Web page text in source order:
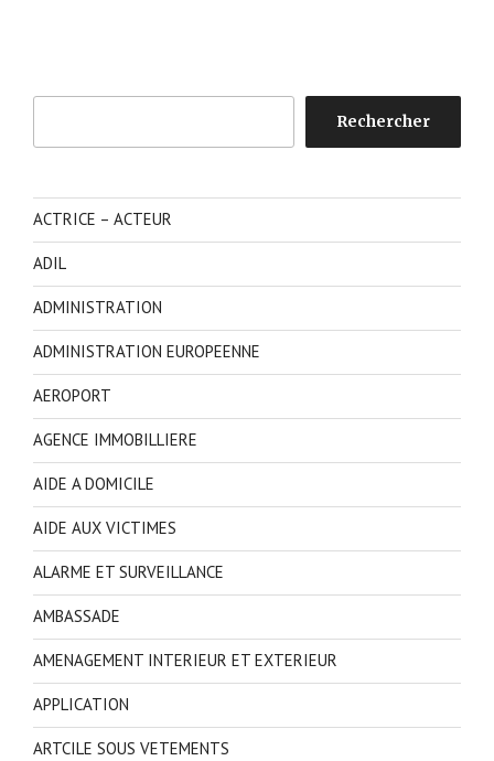
Rechercher
ACTRICE – ACTEUR
ADIL
ADMINISTRATION
ADMINISTRATION EUROPEENNE
AEROPORT
AGENCE IMMOBILLIERE
AIDE A DOMICILE
AIDE AUX VICTIMES
ALARME ET SURVEILLANCE
AMBASSADE
AMENAGEMENT INTERIEUR ET EXTERIEUR
APPLICATION
ARTCILE SOUS VETEMENTS